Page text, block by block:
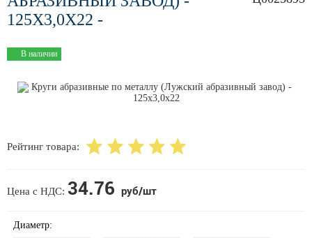
125Х3,0Х22 -
В наличии
Рейтинг товара:
Цена с НДС: 34.76 руб/шт
Диаметр: